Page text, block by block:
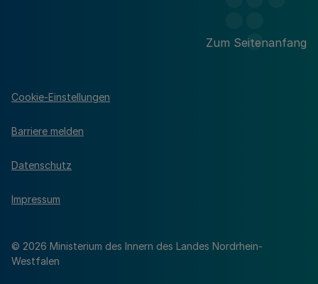
Zum Seitenanfang
© 2026 Ministerium des Innern des Landes Nordrhein-
Westfalen
Cookie-Einstellungen
Barriere melden
Datenschutz
Impressum